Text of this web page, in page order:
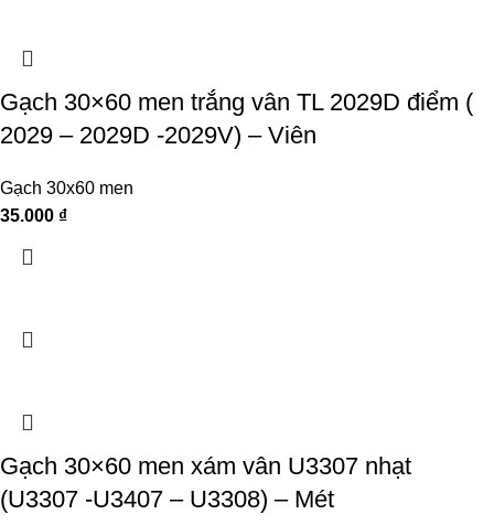
Gạch 30×60 men trắng vân TL 2029D điểm (
2029 – 2029D -2029V) – Viên
Gạch 30x60 men
35.000 ₫
Gạch 30×60 men xám vân U3307 nhạt
(U3307 -U3407 – U3308) – Mét